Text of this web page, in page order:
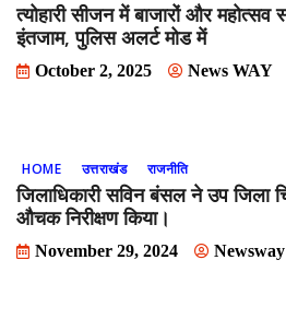
त्योहारी सीजन में बाजारों और महोत्सव
इंतजाम, पुलिस अलर्ट मोड में
October 2, 2025 News WAY
HOME उत्तराखंड राजनीति
जिलाधिकारी सविन बंसल ने उप जिला
औचक निरीक्षण किया।
November 29, 2024 Newsway